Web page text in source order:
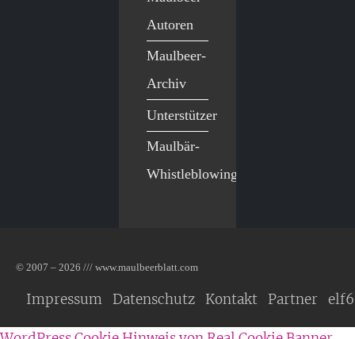
Autoren
Maulbeer-
Archiv
Unterstützer
Maulbär-
Whistleblowing
© 2007 – 2026 /// www.maulbeerblatt.com
Impressum Datenschutz Kontakt Partner